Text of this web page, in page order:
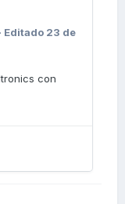
· Editado 23 de
con